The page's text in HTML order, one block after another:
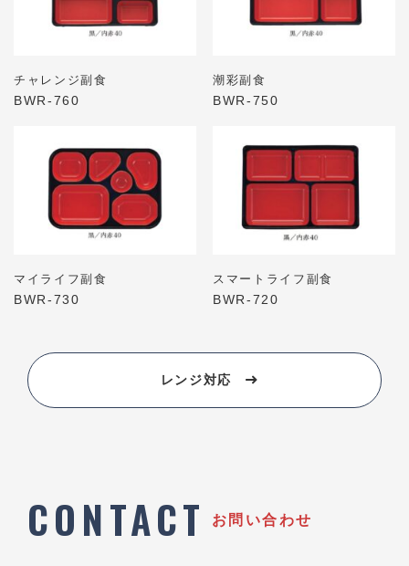
チャレンジ副食
BWR-760
潮彩副食
BWR-750
マイライフ副食
BWR-730
スマートライフ副食
BWR-720
レンジ対応
CONTACT お問い合わせ